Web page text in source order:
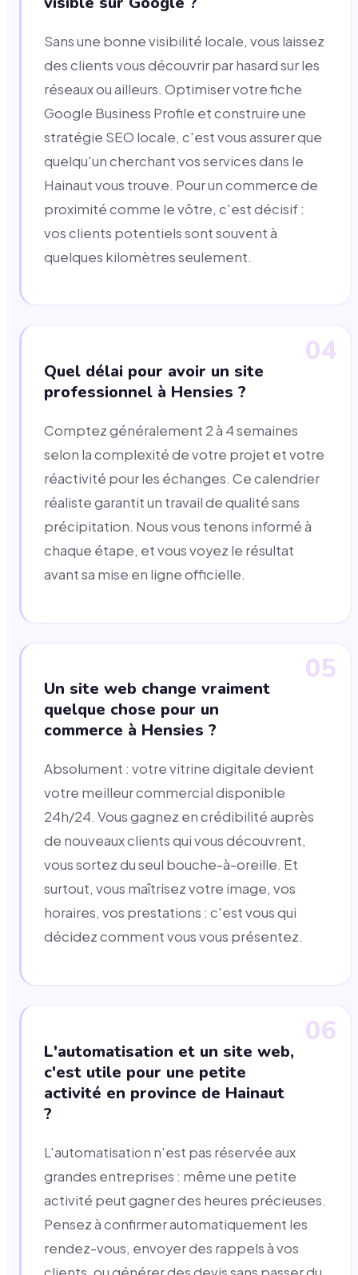
Sans une bonne visibilité locale, vous laissez
des clients vous découvrir par hasard sur les
réseaux ou ailleurs. Optimiser votre fiche
Google Business Profile et construire une
stratégie SEO locale, c'est vous assurer que
quelqu'un cherchant vos services dans le
Hainaut vous trouve. Pour un commerce de
proximité comme le vôtre, c'est décisif :
vos clients potentiels sont souvent à
quelques kilomètres seulement.
04
Quel délai pour avoir un site
professionnel à Hensies ?
Comptez généralement 2 à 4 semaines
selon la complexité de votre projet et votre
réactivité pour les échanges. Ce calendrier
réaliste garantit un travail de qualité sans
précipitation. Nous vous tenons informé à
chaque étape, et vous voyez le résultat
avant sa mise en ligne officielle.
05
Un site web change vraiment
quelque chose pour un
commerce à Hensies ?
Absolument : votre vitrine digitale devient
votre meilleur commercial disponible
24h/24. Vous gagnez en crédibilité auprès
de nouveaux clients qui vous découvrent,
vous sortez du seul bouche-à-oreille. Et
surtout, vous maîtrisez votre image, vos
horaires, vos prestations : c'est vous qui
décidez comment vous vous présentez.
06
L'automatisation et un site web,
c'est utile pour une petite
activité en province de Hainaut
?
L'automatisation n'est pas réservée aux
grandes entreprises : même une petite
activité peut gagner des heures précieuses.
Pensez à confirmer automatiquement les
rendez-vous, envoyer des rappels à vos